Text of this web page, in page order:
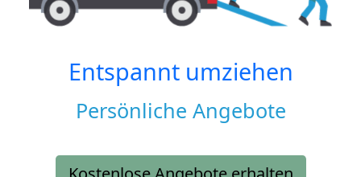
Entspannt umziehen
Persönliche Angebote